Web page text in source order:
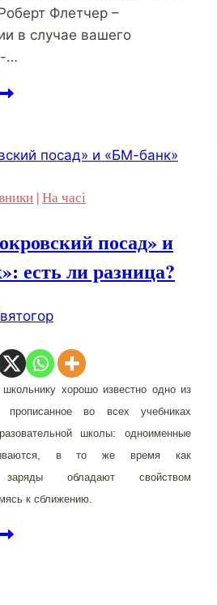
Флетчер –
в случае вашего
-…
|На часі
посад» и
есть ли разница?
школьнику хорошо известно одно из
прописанное во всех учебниках
школы: одноименные
в то же время как
заряды обладают свойством
к сближению.